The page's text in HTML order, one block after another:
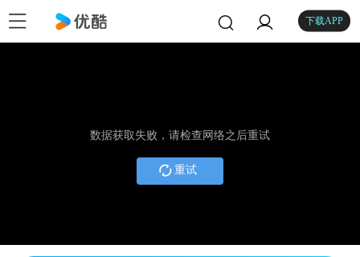
下载APP
数据获取失败，请检查网络之后重试
重试